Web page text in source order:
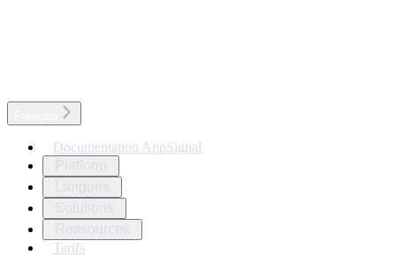
Documentation AppSignal
Tarifs